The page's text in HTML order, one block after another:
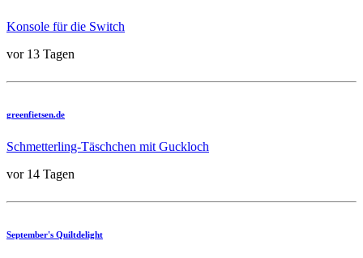
Konsole für die Switch
vor 13 Tagen
greenfietsen.de
Schmetterling-Täschchen mit Guckloch
vor 14 Tagen
September's Quiltdelight